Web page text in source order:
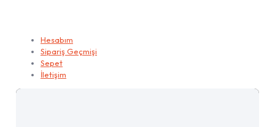
Hesabım
Sipariş Geçmişi
Sepet
İletişim